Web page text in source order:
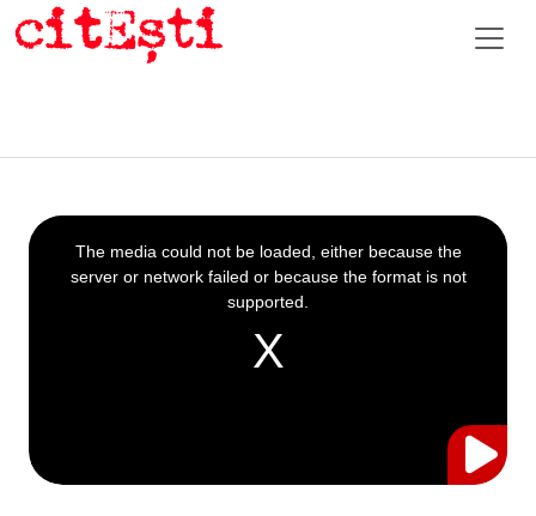
This
is
a
The media could not be loaded, either because the
server or network failed or because the format is not
supported.